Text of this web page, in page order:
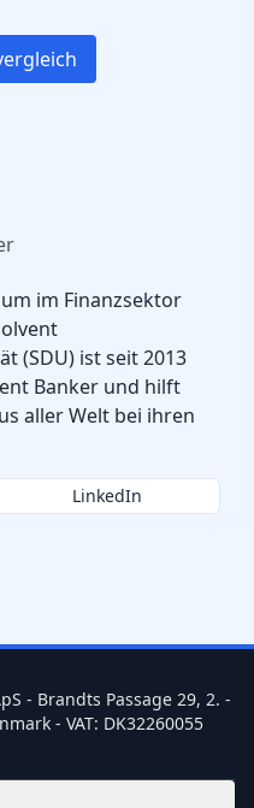
im Finanzsektor
(SDU) ist seit 2013
Banker und hilft
aller Welt bei ihren
LinkedIn
- Brandts Passage 29, 2. -
- VAT: DK32260055